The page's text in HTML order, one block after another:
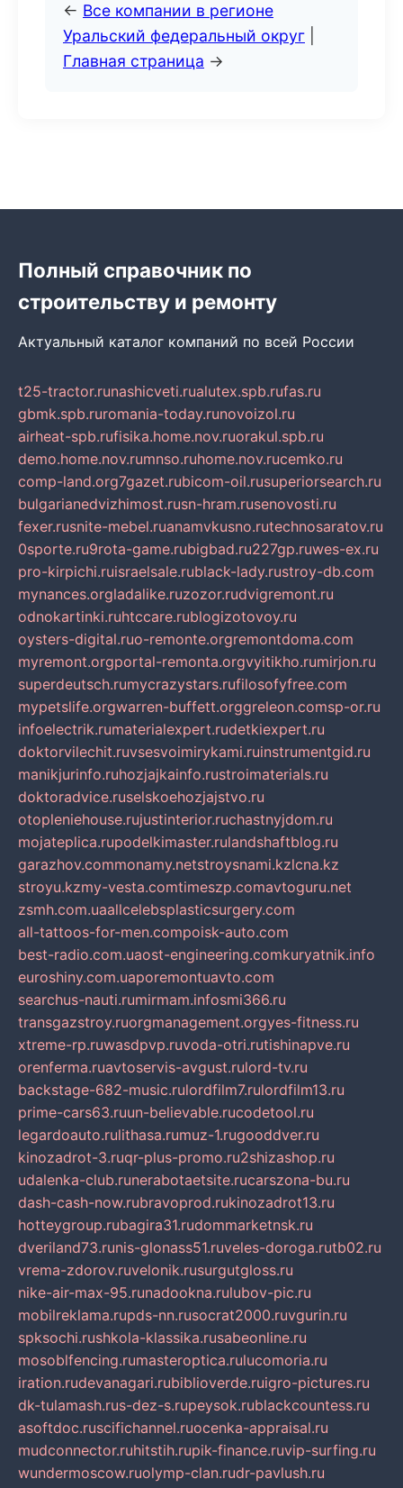
← Все компании в регионе
Уральский федеральный округ
Главная страница →
Полный справочник по
строительству и ремонту
Актуальный каталог компаний по всей России
t25-tractor.runashicveti.rualutex.spb.rufas.ru
gbmk.spb.ruromania-today.runovoizol.ru
airheat-spb.rufisika.home.nov.ruorakul.spb.ru
demo.home.nov.rumnso.ruhome.nov.rucemko.ru
comp-land.org7gazet.rubicom-oil.rusuperiorsearch.ru
bulgarianedvizhimost.rusn-hram.rusenovosti.ru
fexer.rusnite-mebel.ruanamvkusno.rutechnosaratov.ru
0sporte.ru9rota-game.rubigbad.ru227gp.ruwes-ex.ru
pro-kirpichi.ruisraelsale.rublack-lady.rustroy-db.com
mynances.orgladalike.ruzozor.rudvigremont.ru
odnokartinki.ruhtccare.rublogizotovoy.ru
oysters-digital.ruo-remonte.orgremontdoma.com
myremont.orgportal-remonta.orgvyitikho.rumirjon.ru
superdeutsch.rumycrazystars.rufilosofyfree.com
mypetslife.orgwarren-buffett.orggreleon.comsp-or.ru
infoelectrik.rumaterialexpert.rudetkiexpert.ru
doktorvilechit.ruvsesvoimirykami.ruinstrumentgid.ru
manikjurinfo.ruhozjajkainfo.rustroimaterials.ru
doktoradvice.ruselskoehozjajstvo.ru
otopleniehouse.rujustinterior.ruchastnyjdom.ru
mojateplica.rupodelkimaster.rulandshaftblog.ru
garazhov.commonamy.netstroysnami.kzlcna.kz
stroyu.kzmy-vesta.comtimeszp.comavtoguru.net
zsmh.com.uaallcelebsplasticsurgery.com
all-tattoos-for-men.compoisk-auto.com
best-radio.com.uaost-engineering.comkuryatnik.info
euroshiny.com.uaporemontuavto.com
searchus-nauti.rumirmam.infosmi366.ru
transgazstroy.ruorgmanagement.orgyes-fitness.ru
xtreme-rp.ruwasdpvp.ruvoda-otri.rutishinapve.ru
orenferma.ruavtoservis-avgust.rulord-tv.ru
backstage-682-music.rulordfilm7.rulordfilm13.ru
prime-cars63.ruun-believable.rucodetool.ru
legardoauto.rulithasa.rumuz-1.rugooddver.ru
kinozadrot-3.ruqr-plus-promo.ru2shizashop.ru
udalenka-club.runerabotaetsite.rucarszona-bu.ru
dash-cash-now.rubravoprod.rukinozadrot13.ru
hotteygroup.rubagira31.rudommarketnsk.ru
dveriland73.runis-glonass51.ruveles-doroga.rutb02.ru
vrema-zdorov.ruvelonik.rusurgutgloss.ru
nike-air-max-95.runadookna.rulubov-pic.ru
mobilreklama.rupds-nn.rusocrat2000.ruvgurin.ru
spksochi.rushkola-klassika.rusabeonline.ru
mosoblfencing.rumasteroptica.rulucomoria.ru
iration.rudevanagari.rubiblioverde.ruigro-pictures.ru
dk-tulamash.rus-dez-s.rupeysok.rublackcountess.ru
asoftdoc.ruscifichannel.ruocenka-appraisal.ru
mudconnector.ruhitstih.rupik-finance.ruvip-surfing.ru
wundermoscow.ruolymp-clan.rudr-pavlush.ru